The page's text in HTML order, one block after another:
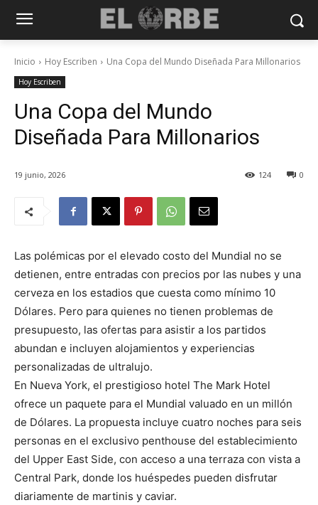
Inicio Hoy Escriben Una Copa del Mundo Diseñada Para Millonarios
Hoy Escriben
Una Copa del Mundo
Diseñada Para Millonarios
19 junio, 2026 0
124
Las polémicas por el elevado costo del Mundial no se
detienen, entre entradas con precios por las nubes y una
cerveza en los estadios que cuesta como mínimo 10
Dólares. Pero para quienes no tienen problemas de
presupuesto, las ofertas para asistir a los partidos
abundan e incluyen alojamientos y experiencias
personalizadas de ultralujo.
En Nueva York, el prestigioso hotel The Mark Hotel
ofrece un paquete para el Mundial valuado en un millón
de Dólares. La propuesta incluye cuatro noches para seis
personas en el exclusivo penthouse del establecimiento
del Upper East Side, con acceso a una terraza con vista a
Central Park, donde los huéspedes pueden disfrutar
diariamente de martinis y caviar.